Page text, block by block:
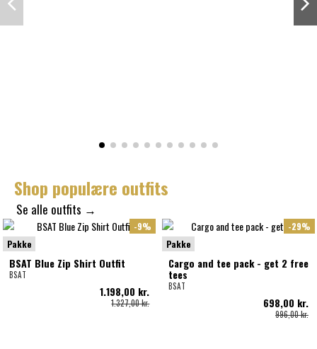
Shop populære outfits
Se alle outfits →
-9%
Pakke
BSAT Blue Zip Shirt Outfit
BSAT
1.198,00 kr.
1.327,00 kr.
-29%
Pakke
Cargo and tee pack - get 2 free
tees
BSAT
698,00 kr.
996,00 kr.